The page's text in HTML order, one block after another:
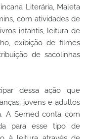
Literária, Maleta
com atividades de
infantis, leitura de
exibição de filmes
de sacolinhas
dessa ação que
jovens e adultos
A Semed conta com
para esse tipo de